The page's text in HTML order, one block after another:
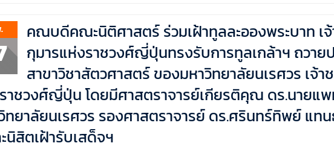
ให้โอวาทแก่นิสิต
กครองและนิสิตได้
นการสอนของคณะ
คณบดีคณะนิติศาสตร์ ร่วมเฝ้าทูลละอองพระบาท เจ้
กุมารแห่งราชวงศ์ญี่ปุ่นทรงรับการทูลเกล้าฯ ถ
สาขาวิชาสัตวศาสตร์ ของมหาวิทยาลัยนเรศวร เจ้า
าชวงศ์ญี่ปุ่น โดยมีศาสตราจารย์เกียรติคุณ ดร.นายแ
ทยาลัยนเรศวร รองศาสตราจารย์ ดร.ศรินทร์ทิพย์ แ
สิตเฝ้ารับเสด็จฯ